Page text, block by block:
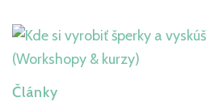
Články